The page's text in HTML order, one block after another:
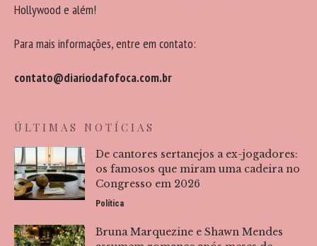
Hollywood e além!
Para mais informações, entre em contato:
contato@diariodafofoca.com.br
ÚLTIMAS NOTÍCIAS
De cantores sertanejos a ex-jogadores:
os famosos que miram uma cadeira no
Congresso em 2026
Política
Bruna Marquezine e Shawn Mendes